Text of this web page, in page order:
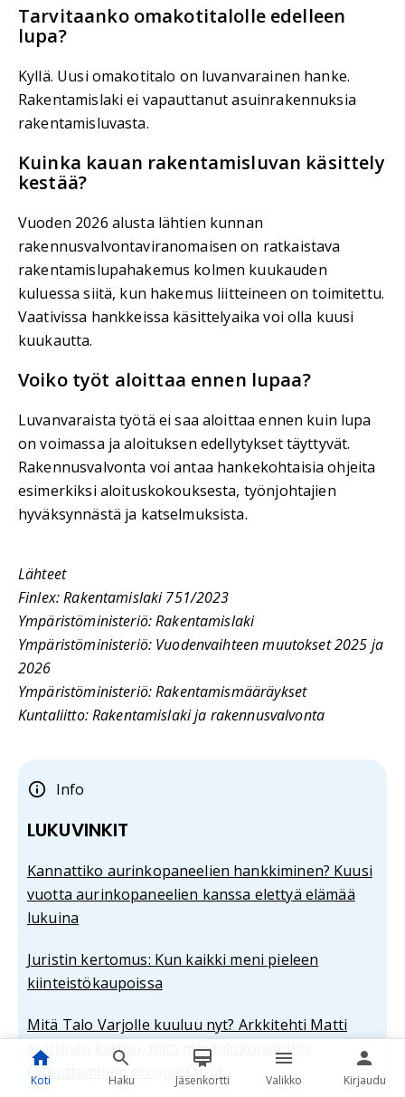
Tarvitaanko omakotitalolle edelleen
lupa?
Kyllä. Uusi omakotitalo on luvanvarainen hanke.
Rakentamislaki ei vapauttanut asuinrakennuksia
rakentamisluvasta.
Kuinka kauan rakentamisluvan käsittely
kestää?
Vuoden 2026 alusta lähtien kunnan
rakennusvalvontaviranomaisen on ratkaistava
rakentamislupahakemus kolmen kuukauden
kuluessa siitä, kun hakemus liitteineen on toimitettu.
Vaativissa hankkeissa käsittelyaika voi olla kuusi
kuukautta.
Voiko työt aloittaa ennen lupaa?
Luvanvaraista työtä ei saa aloittaa ennen kuin lupa
on voimassa ja aloituksen edellytykset täyttyvät.
Rakennusvalvonta voi antaa hankekohtaisia ohjeita
esimerkiksi aloituskokouksesta, työnjohtajien
hyväksynnästä ja katselmuksista.
Lähteet
Finlex: Rakentamislaki 751/2023
Ympäristöministeriö: Rakentamislaki
Ympäristöministeriö: Vuodenvaihteen muutokset 2025 ja
2026
Ympäristöministeriö: Rakentamismääräykset
Kuntaliitto: Rakentamislaki ja rakennusvalvonta
Info
LUKUVINKIT
Kannattiko aurinkopaneelien hankkiminen? Kuusi
vuotta aurinkopaneelien kanssa elettyä elämää
lukuina
Juristin kertomus: Kun kaikki meni pieleen
kiinteistökaupoissa
Mitä Talo Varjolle kuuluu nyt? Arkkitehti Matti
Kuittinen kertoo, mitä minitalokonseptin
toteuttaminen on opettanut
Koti Haku Jäsenkortti Valikko Kirjaudu